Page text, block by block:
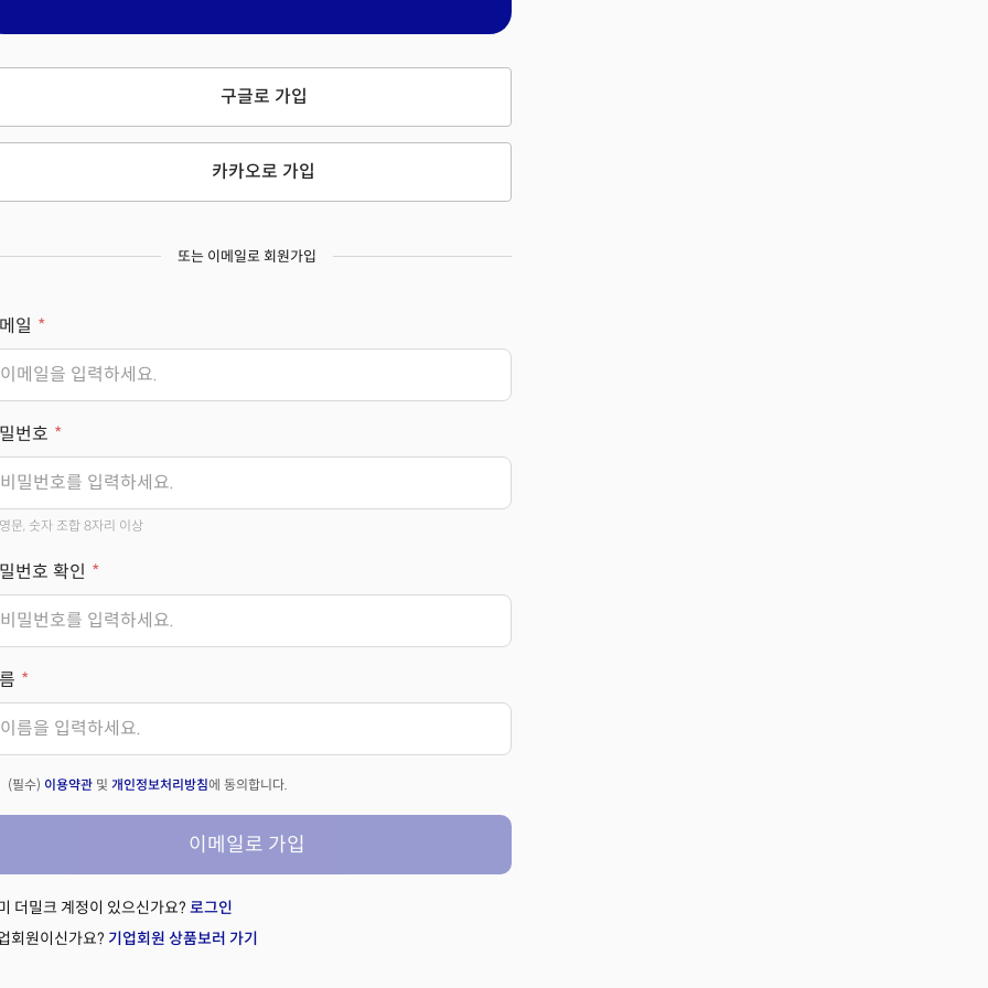
구글로 가입
카카오로 가입
또는 이메일로 회원가입
일
번호
영문, 숫자 조합 8자리 이상
번호 확인
(필수) 이용약관 및 개인정보처리방침에 동의합니다.
이메일로 가입
더밀크 계정이 있으신가요? 로그인
회원이신가요? 기업회원 상품보러 가기